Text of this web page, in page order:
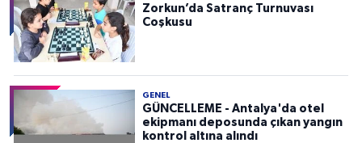
Zorkun’da Satranç Turnuvası
Coşkusu
GENEL
GÜNCELLEME - Antalya'da otel
ekipmanı deposunda çıkan yangın
kontrol altına alındı